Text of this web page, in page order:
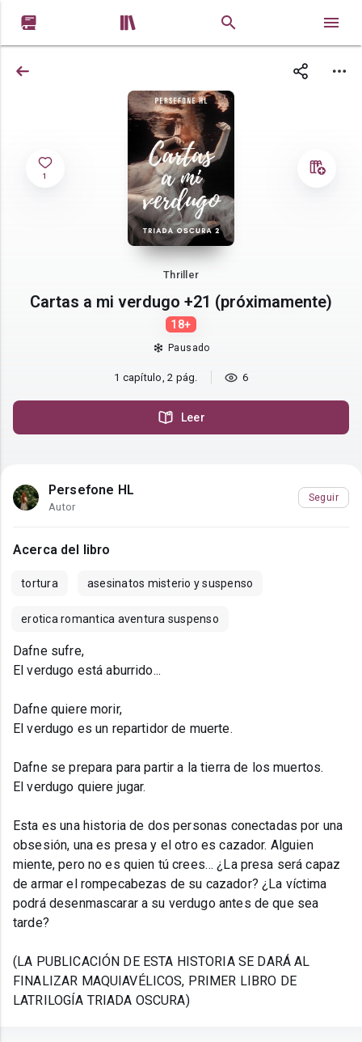
 
1
Thriller
Cartas a mi verdugo +21 (próximamente)
18+
Pausado
1 capítulo, 2 pág. 6
Leer
Persefone HL
Autor
Seguir
Acerca del libro
tortura asesinatos misterio y suspenso
erotica romantica aventura suspenso
Dafne sufre,
El verdugo está aburrido...
Dafne quiere morir,
El verdugo es un repartidor de muerte.
Dafne se prepara para partir a la tierra de los muertos.
El verdugo quiere jugar.
Esta es una historia de dos personas conectadas por una
obsesión, una es presa y el otro es cazador. Alguien
miente, pero no es quien tú crees… ¿La presa será capaz
de armar el rompecabezas de su cazador? ¿La víctima
podrá desenmascarar a su verdugo antes de que sea
tarde?
(LA PUBLICACIÓN DE ESTA HISTORIA SE DARÁ AL
FINALIZAR MAQUIAVÉLICOS, PRIMER LIBRO DE
LATRILOGÍA TRIADA OSCURA)